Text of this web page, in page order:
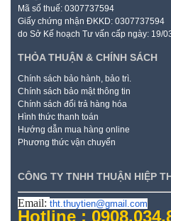
Mã số thuế: 0307737594
Giấy chứng nhận ĐKKD: 0307737594
do Sở Kế hoạch Tư vấn cấp ngày: 19/
THỎA THUẬN & CHÍNH SÁCH
Chính sách bảo hành, bảo trì.
Chính sách bảo mật thông tin
Chính sách đổi trả hàng hóa
Hình thức thanh toán
Hướng dẫn mua hàng online
Phương thức vận chuyển
CÔNG TY TNHH THUẬN HIỆP
Email: tht.thuytien@gmail.com
Hotline :